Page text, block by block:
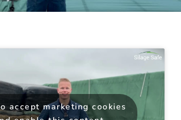
accept marketing cookies